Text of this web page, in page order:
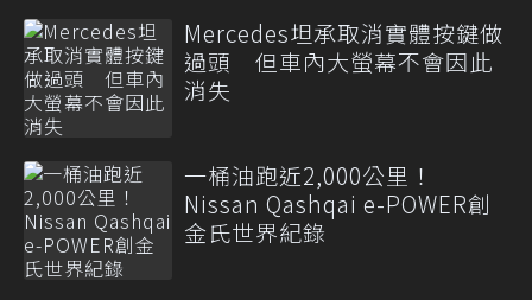
Mercedes坦承取消實體按鍵做
過頭 但車內大螢幕不會因此
消失
一桶油跑近2,000公里！
Nissan Qashqai e-POWER創
金氏世界紀錄